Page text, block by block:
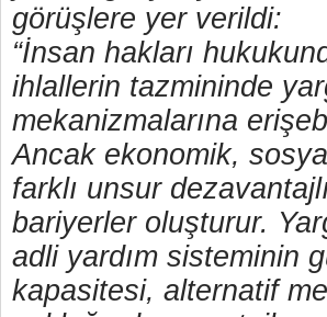
görüşlere yer verildi:
“İnsan hakları
ihlallerin tazmininde
mekanizmalarına
Ancak ekonomik,
farklı unsur
bariyerler oluşturur.
adli yardım sisteminin
kapasitesi, alternatif